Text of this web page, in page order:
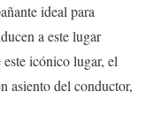
ideal para
a este lugar
icónico lugar, el
asiento del conductor,